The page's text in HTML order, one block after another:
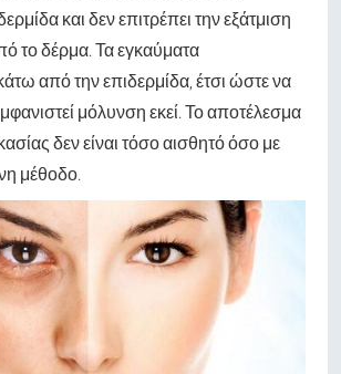
και δεν επιτρέπει την εξάτμιση
το δέρμα. Τα εγκαύματα
από την επιδερμίδα, έτσι ώστε να
μόλυνση εκεί. Το αποτέλεσμα
δεν είναι τόσο αισθητό όσο με
μέθοδο.